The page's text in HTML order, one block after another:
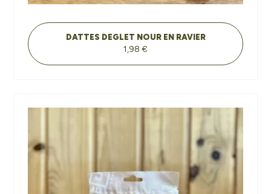
DATTES DEGLET NOUR EN RAVIER
1,98 €